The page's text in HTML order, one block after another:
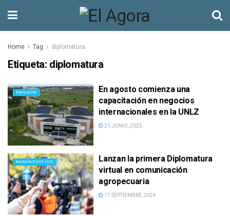
Home Tag diplomatura
Etiqueta: diplomatura
RANDOM
En agosto comienza una
capacitación en negocios
internacionales en la UNLZ
21 JUNIO, 2025
AGRONEGOCIOS
Lanzan la primera Diplomatura
virtual en comunicación
agropecuaria
17 SEPTIEMBRE, 2024